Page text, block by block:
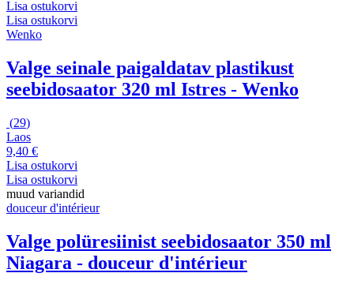
Lisa ostukorvi
Lisa ostukorvi
Wenko
Valge seinale paigaldatav plastikust
seebidosaator 320 ml Istres - Wenko
(29)
Laos
9,40 €
Lisa ostukorvi
Lisa ostukorvi
muud variandid
douceur d'intérieur
Valge polüresiinist seebidosaator 350 ml
Niagara - douceur d'intérieur